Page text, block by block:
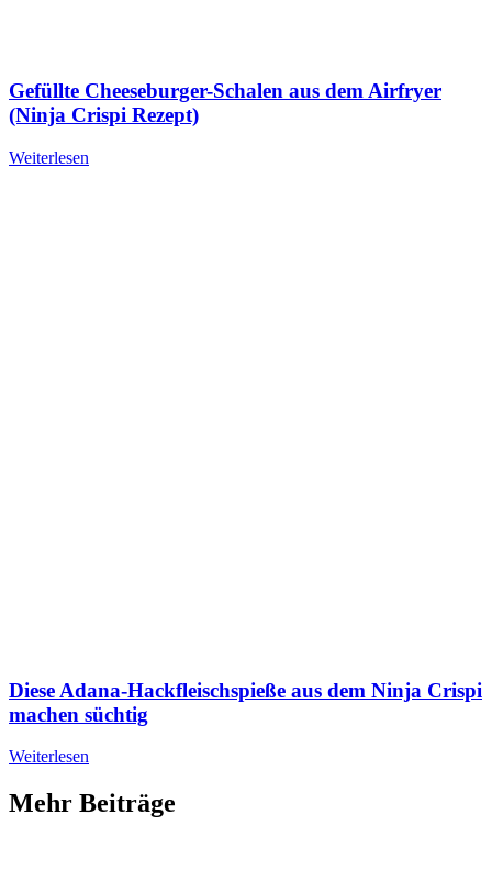
Gefüllte Cheeseburger-Schalen aus dem Airfryer
(Ninja Crispi Rezept)
Weiterlesen
Diese Adana-Hackfleischspieße aus dem Ninja Crispi
machen süchtig
Weiterlesen
Mehr Beiträge